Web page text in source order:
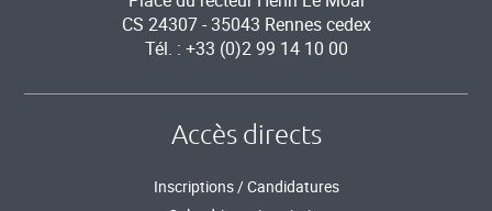
CS 24307 - 35043 Rennes cedex
Tél. : +33 (0)2 99 14 10 00
Accès directs
Inscriptions / Candidatures